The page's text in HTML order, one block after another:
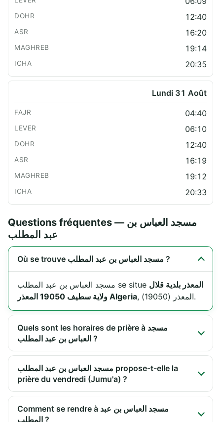
12:40
16:20
19:14
20:35
Lundi 31 Août
04:40
06:10
12:40
16:19
19:12
20:33
Questions fréquentes — مسجد العباس بن
عبد المطلب
Où se trouve مسجد العباس بن عبد المطلب ?
مسجد العباس بن عبد المطلب se situe المعذر بلدية قلال
ولاية سطيف 19050 المعذر Algeria
, المعذر (19050).
Quels sont les horaires de prière à مسجد
العباس بن عبد المطلب ?
مسجد العباس بن عبد المطلب propose-t-elle la
prière du vendredi (Jumu'a) ?
Comment se rendre à مسجد العباس بن عبد
المطلب ?